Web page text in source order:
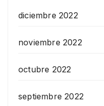
diciembre 2022
noviembre 2022
octubre 2022
septiembre 2022